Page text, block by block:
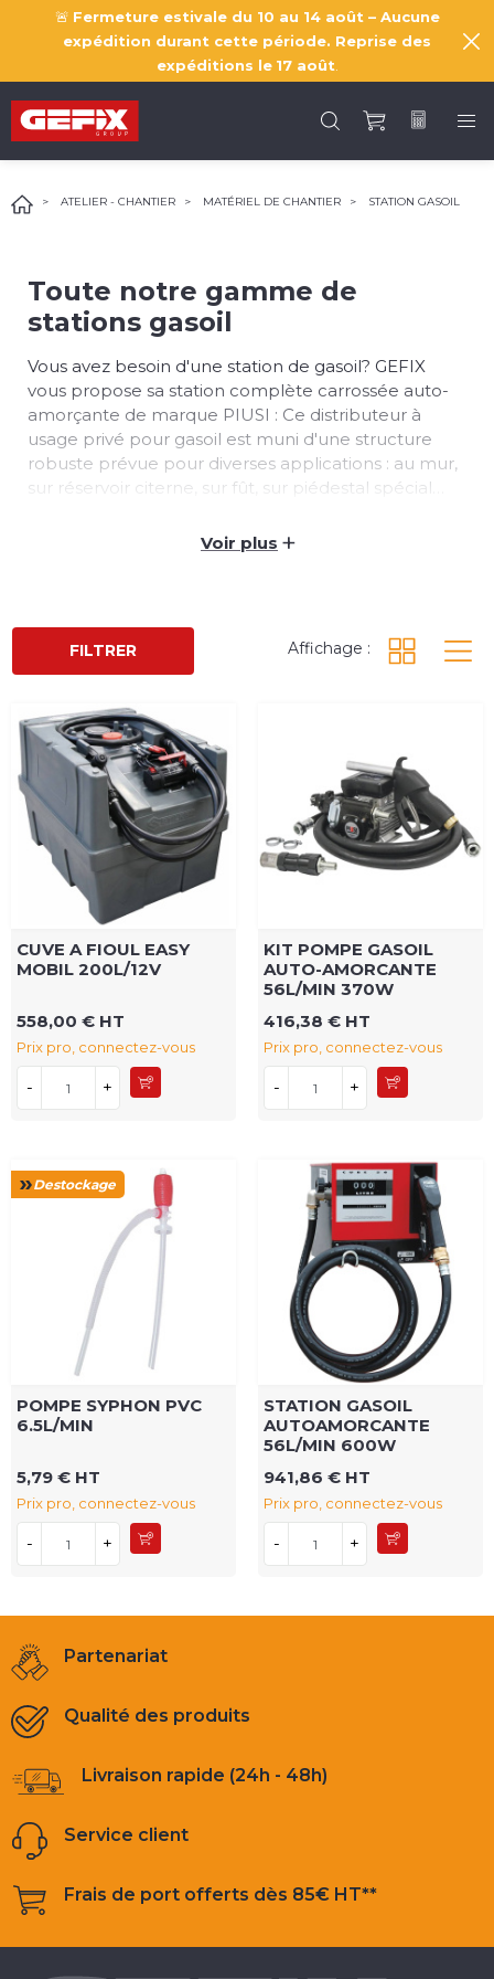
🚨 Fermeture estivale du 10 au 14 août – Aucune
expédition durant cette période. Reprise des
expéditions le 17 août
ATELIER - CHANTIER MATÉRIEL DE CHANTIER STATION GASOIL
Toute notre gamme de
stations gasoil
Vous avez besoin d'une station de gasoil? GEFIX
vous propose sa station complète carrossée auto-
amorçante de marque PIUSI : Ce distributeur à
usage privé pour gasoil est muni d'une structure
robuste prévue pour diverses applications : au mur,
sur réservoir citerne, sur fût, sur piédestal spécial…
station de ravitaillement 12V : compacte, légère,
Voir plus +
FILTRER Affichage :
CUVE A FIOUL EASY
MOBIL 200L/12V
558,00 € HT
Prix pro, connectez-vous
- +
KIT POMPE GASOIL
AUTO-AMORCANTE
56L/MIN 370W
416,38 € HT
Prix pro, connectez-vous
- +
Destockage
POMPE SYPHON PVC
6.5L/MIN
5,79 € HT
Prix pro, connectez-vous
- +
STATION GASOIL
AUTOAMORCANTE
56L/MIN 600W
941,86 € HT
Prix pro, connectez-vous
- +
Partenariat
Qualité des produits
Livraison rapide (24h - 48h)
Service client
Frais de port offerts dès 85€ HT**